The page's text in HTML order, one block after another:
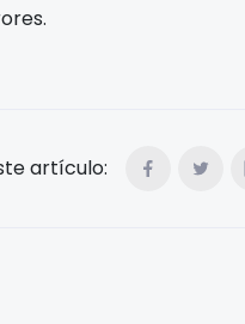
artículo: